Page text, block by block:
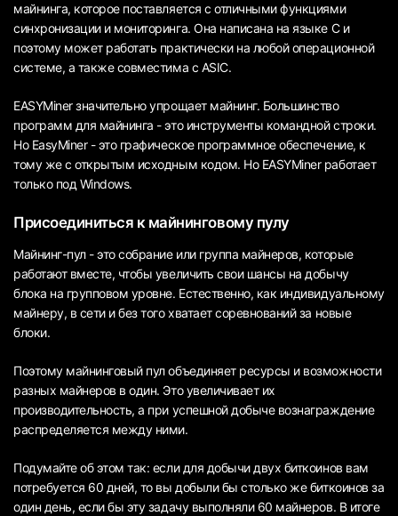
майнинга, которое поставляется с отличными функциями
синхронизации и мониторинга. Она написана на языке C и
поэтому может работать практически на любой операционной
системе, а также совместима с ASIC.
EASYMiner значительно упрощает майнинг. Большинство
программ для майнинга - это инструменты командной строки.
Но EasyMiner - это графическое программное обеспечение, к
тому же с открытым исходным кодом. Но EASYMiner работает
только под Windows.
Присоединиться к майнинговому пулу
Майнинг-пул - это собрание или группа майнеров, которые
работают вместе, чтобы увеличить свои шансы на добычу
блока на групповом уровне. Естественно, как индивидуальному
майнеру, в сети и без того хватает соревнований за новые
блоки.
Поэтому майнинговый пул объединяет ресурсы и возможности
разных майнеров в один. Это увеличивает их
производительность, а при успешной добыче вознаграждение
распределяется между ними.
Подумайте об этом так: если для добычи двух биткоинов вам
потребуется 60 дней, то вы добыли бы столько же биткоинов за
один день, если бы эту задачу выполняли 60 майнеров. В итоге